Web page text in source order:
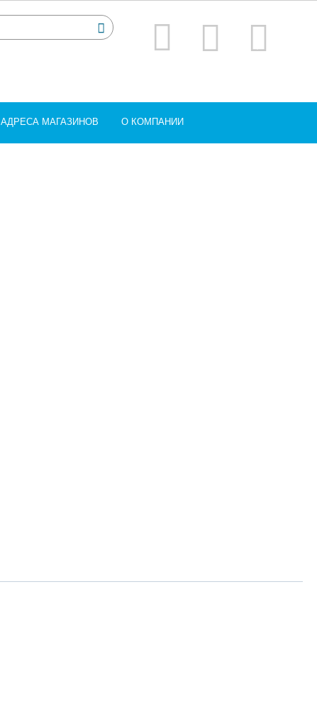
АДРЕСА МАГАЗИНОВ О КОМПАНИИ